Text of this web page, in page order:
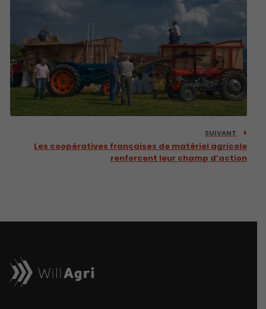
SUIVANT
Les coopératives françaises de matériel agricole
renforcent leur champ d’action